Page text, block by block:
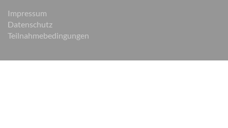
Impressum
Datenschutz
Teilnahmebedingungen